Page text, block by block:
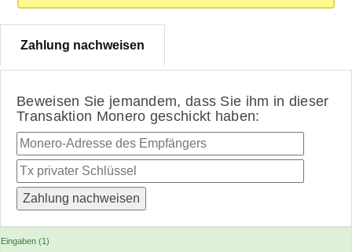
Zahlung nachweisen
Beweisen Sie jemandem, dass Sie ihm in dieser
Transaktion Monero geschickt haben:
Eingaben (1)